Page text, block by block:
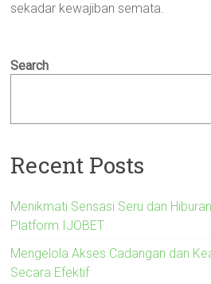
sekadar kewajiban semata.
Search
Recent Posts
Menikmati Sensasi Seru dan
Platform IJOBET
Mengelola Akses Cadangan dan
Secara Efektif